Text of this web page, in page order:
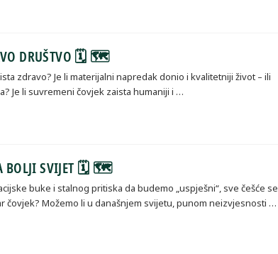
DRUŠTVO 🗓 🗺
zdravo? Je li materijalni napredak donio i kvalitetniji život – ili
Je li suvremeni čovjek zaista humaniji i …
BOLJI SVIJET 🗓 🗺
buke i stalnog pritiska da budemo „uspješni“, sve češće se
čovjek? Možemo li u današnjem svijetu, punom neizvjesnosti …